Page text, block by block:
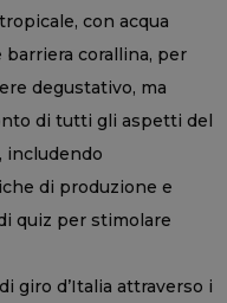
con acqua
corallina, per
degustativo, ma
di tutti gli aspetti del
includendo
di produzione e
quiz per stimolare
giro d’Italia attraverso i